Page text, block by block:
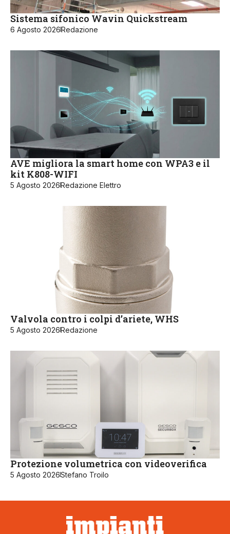
Sistema sifonico Wavin Quickstream
6 Agosto 2026Redazione
AVE migliora la smart home con WPA3 e il
kit K808-WIFI
5 Agosto 2026Redazione Elettro
Valvola contro i colpi d’ariete, WHS
5 Agosto 2026Redazione
Protezione volumetrica con videoverifica
5 Agosto 2026Stefano Troilo